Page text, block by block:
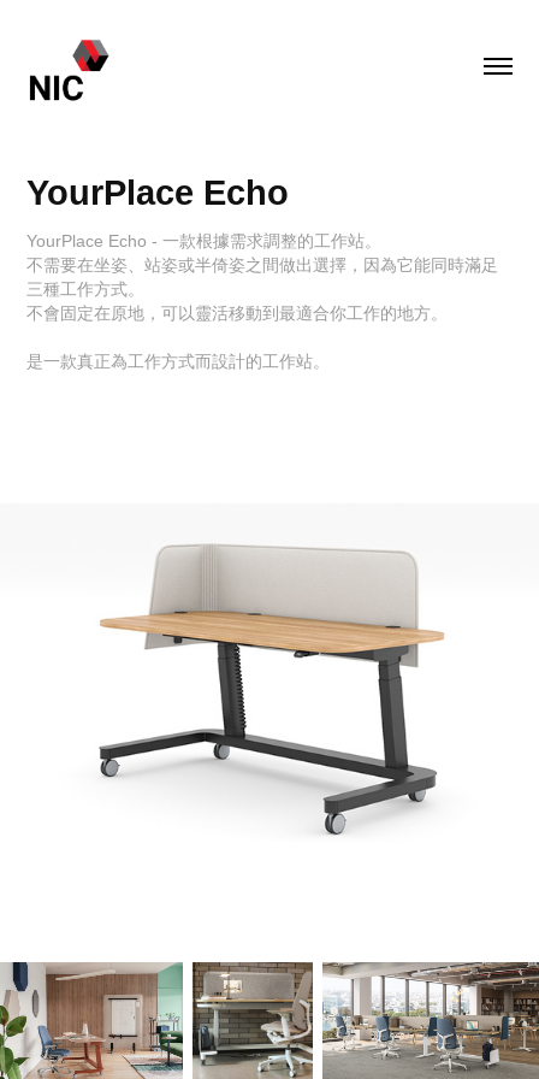
YourPlace Echo
YourPlace Echo - 一款根據需求調整的工作站。
不需要在坐姿、站姿或半倚姿之間做出選擇，因為它能同時滿足
三種工作方式。
不會固定在原地，可以靈活移動到最適合你工作的地方。
是一款真正為工作方式而設計的工作站。